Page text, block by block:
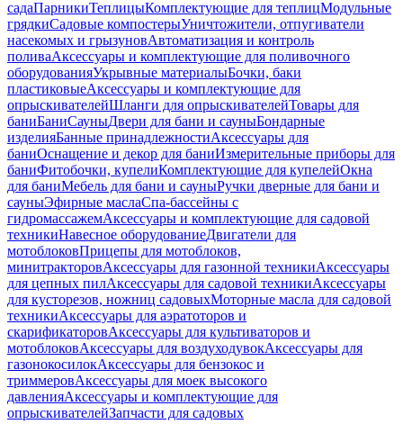
садаПарникиТеплицыКомплектующие для теплицМодульные
грядкиСадовые компостерыУничтожители, отпугиватели
насекомых и грызуновАвтоматизация и контроль
поливаАксессуары и комплектующие для поливочного
оборудованияУкрывные материалыБочки, баки
пластиковыеАксессуары и комплектующие для
опрыскивателейШланги для опрыскивателейТовары для
баниБаниСауныДвери для бани и сауныБондарные
изделияБанные принадлежностиАксессуары для
баниОснащение и декор для баниИзмерительные приборы для
баниФитобочки, купелиКомплектующие для купелейОкна
для баниМебель для бани и сауныРучки дверные для бани и
сауныЭфирные маслаСпа-бассейны с
гидромассажемАксессуары и комплектующие для садовой
техникиНавесное оборудованиеДвигатели для
мотоблоковПрицепы для мотоблоков,
минитракторовАксессуары для газонной техникиАксессуары
для цепных пилАксессуары для садовой техникиАксессуары
для кусторезов, ножниц садовыхМоторные масла для садовой
техникиАксессуары для аэратоторов и
скарификаторовАксессуары для культиваторов и
мотоблоковАксессуары для воздуходувокАксессуары для
газонокосилокАксессуары для бензокос и
триммеровАксессуары для моек высокого
давленияАксессуары и комплектующие для
опрыскивателейЗапчасти для садовых